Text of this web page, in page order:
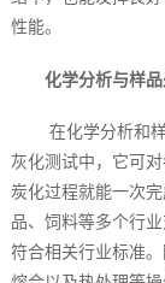
性能。
化学分析与样
在化学分析和
灰化测试中，它可
炭化过程就能一次
品、饲料等多个行
符合相关行业标准